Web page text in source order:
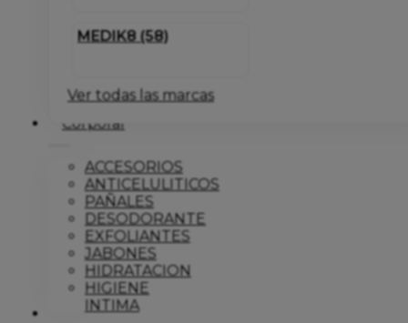
MEDIK8 (58)
Ver todas las marcas
Corporal
ACCESORIOS
ANTICELULITICOS
PAÑALES
DESODORANTE
EXFOLIANTES
JABONES
HIDRATACION
HIGIENE
INTIMA
Dermo